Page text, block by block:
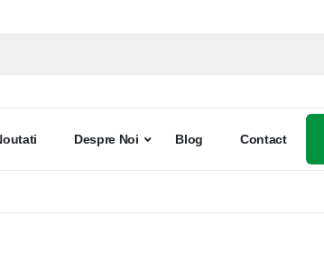
Despre Noi Blog Contact